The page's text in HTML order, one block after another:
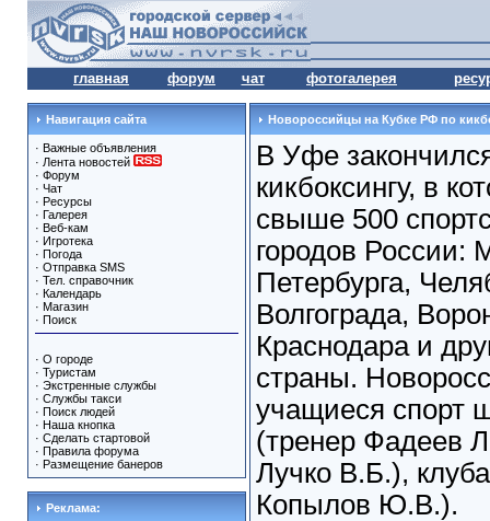
главная форум чат фотогалерея
Навигация сайта
· Важные объявления
· Лента новостей
· Форум
· Чат
· Ресурсы
· Галерея
· Веб-кам
· Игротека
· Погода
· Отправка SMS
· Тел. справочник
· Календарь
· Магазин
· Поиск
· О городе
· Туристам
· Экстренные службы
· Службы такси
· Поиск людей
· Наша кнопка
· Сделать стартовой
· Правила форума
· Размещение банеров
Реклама:
Новороссийцы на Кубке РФ по
В Уфе
кикбоксингу, в
свыше 500
городов России:
Петербурга,
Волгограда,
Краснодара и
страны.
учащиеся спорт
(тренер Фадеев
Лучко В.Б.),
Копылов Ю.В.).